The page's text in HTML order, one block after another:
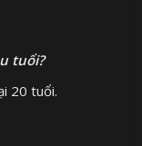
tuổi?
20 tuổi.